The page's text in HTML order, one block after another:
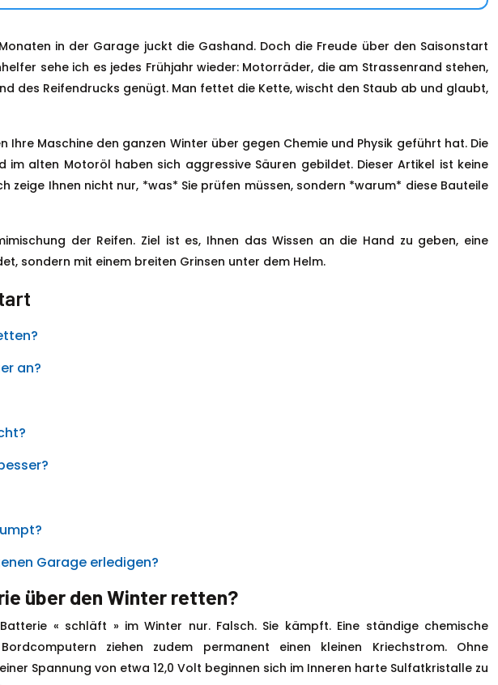
in der Garage juckt die Gashand. Doch die Freude über den Saisonstart
sehe ich es jedes Frühjahr wieder: Motorräder, die am Strassenrand stehen,
des Reifendrucks genügt. Man fettet die Kette, wischt den Staub ab und glaubt,
Maschine den ganzen Winter über gegen Chemie und Physik geführt hat. Die
alten Motoröl haben sich aggressive Säuren gebildet. Dieser Artikel ist keine
zeige Ihnen nicht nur, *was* Sie prüfen müssen, sondern *warum* diese Bauteile
der Reifen. Ziel ist es, Ihnen das Wissen an die Hand zu geben, eine
sondern mit einem breiten Grinsen unter dem Helm.
an?
Garage erledigen?
über den Winter retten?
« schläft » im Winter nur. Falsch. Sie kämpft. Eine ständige chemische
ziehen zudem permanent einen kleinen Kriechstrom. Ohne
Spannung von etwa 12,0 Volt beginnen sich im Inneren harte Sulfatkristalle zu